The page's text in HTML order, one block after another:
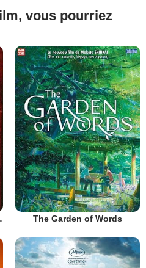
vous pourriez
The Garden of Words